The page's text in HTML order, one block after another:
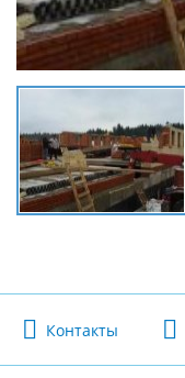
Контакты